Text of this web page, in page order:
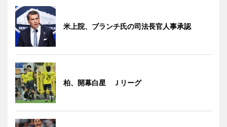
米上院、ブランチ氏の司法長官人事承認
柏、開幕白星 Ｊリーグ